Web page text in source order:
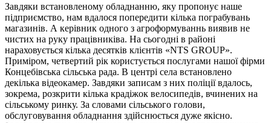
Завдяки встановленому обладнанню, яку пропонує наше
підприємство, нам вдалося попередити кілька пограбувань
магазинів. А керівник одного з агроформуваннь виявив не
чистих на руку працівниківа. На сьогодні в районі
нараховується кілька десятків клієнтів «NTS GROUP».
Приміром, четвертий рік користується послугами нашої фірми
Концебівська сільська рада. В центрі села встановлено
декілька відеокамер. Завдяки записам з них поліції вдалось,
зокрема, розкрити кілька крадіжок велосипедів, вчинених на
сільському ринку. За словами сільського голови,
обслуговування обладнання здійснюється дуже якісно.